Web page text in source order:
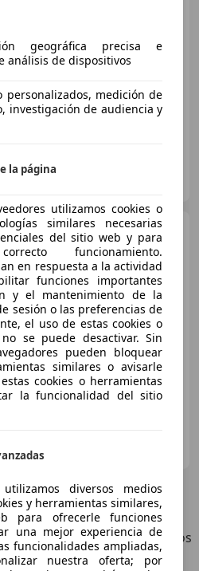
€ 7.590
Sin comparación
Diésel 81 kW (110 CV)
Renault Laguna1.5dCi
Emotion
€ 7.590 1
Sin comparación
Diésel 81 kW (110 CV)
Renault Laguna
sobre vehículos
su búsqueda?
geográfica precisa e
análisis de dispositivos
personalizados, medición de
investigación de audiencia y
la página
utilizamos cookies o
similares necesarias
del sitio web y para
funcionamiento.
en respuesta a la actividad
funciones importantes
y el mantenimiento de la
sesión o las preferencias de
el uso de estas cookies o
se puede desactivar. Sin
pueden bloquear
similares o avisarle
cookies o herramientas
la funcionalidad del sitio
diversos medios
y herramientas similares,
para ofrecerle funciones
una mejor experiencia de
funcionalidades ampliadas,
nuestra oferta; por